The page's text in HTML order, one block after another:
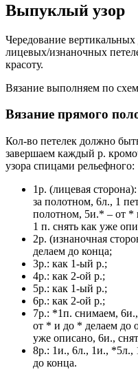
Выпуклый узор
Чередование
лицевых/изнаночных
красоту.
Вязание выполняем по
Вязание прямого
Кол-во петелек должно
завершаем каждый р.
узора спицами рельефного:
1р. (лицевая
за полотном, 6л., 1
полотном, 5и.* – от *
1 п. снять как уже
2р. (изнаночная
делаем до конца;
3р.: как 1-ый р.;
4р.: как 2-ой р.;
5р.: как 1-ый р.;
6р.: как 2-ой р.;
7р.: *1п. снимаем,
от * и до * делаем до
уже описано, 6и.,
8р.: 1и., 6л., 1и., *5л.,
до конца.